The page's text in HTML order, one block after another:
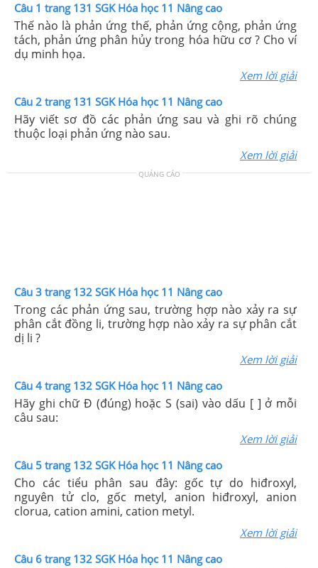
Câu 1 trang 131 SGK Hóa học 11 Nâng cao
Thế nào là phản ứng thế, phản ứng cộng, phản ứng
tách, phản ứng phân hủy trong hóa hữu cơ ? Cho ví
dụ minh họa.
Xem lời giải
Câu 2 trang 131 SGK Hóa học 11 Nâng cao
Hãy viết sơ đồ các phản ứng sau và ghi rõ chúng
thuộc loại phản ứng nào sau.
Xem lời giải
QUẢNG CÁO
Câu 3 trang 132 SGK Hóa học 11 Nâng cao
Trong các phản ứng sau, trường hợp nào xảy ra sự
phân cắt đồng li, trường hợp nào xảy ra sự phân cắt
dị li ?
Xem lời giải
Câu 4 trang 132 SGK Hóa học 11 Nâng cao
Hãy ghi chữ Đ (đúng) hoặc S (sai) vào dấu [ ] ở mỗi
câu sau:
Xem lời giải
Câu 5 trang 132 SGK Hóa học 11 Nâng cao
Cho các tiểu phân sau đây: gốc tự do hiđroxyl,
nguyên tử clo, gốc metyl, anion hiđroxyl, anion
clorua, cation amini, cation metyl.
Xem lời giải
Câu 6 trang 132 SGK Hóa học 11 Nâng cao